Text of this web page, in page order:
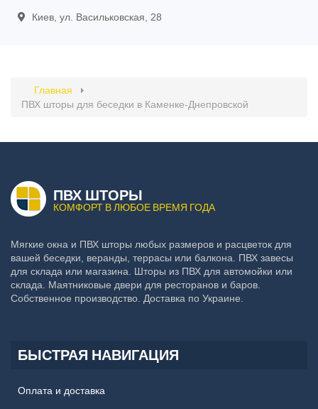
Киев, ул. Васильковская, 28
Главная
ПВХ шторы для беседки в Каменке-Днепровской
ПВХ ШТОРЫ
КОМФОРТ В ЛЮБОЕ ВРЕМЯ ГОДА
Мягкие окна и ПВХ шторы любых размеров и расцветок для
вашей беседки, веранды, террасы или балкона. ПВХ завесы
для склада или магазина. Шторы из ПВХ для автомойки или
склада. Маятниковые двери для ресторанов и баров.
Собственное производство. Доставка по Украине.
БЫСТРАЯ НАВИГАЦИЯ
Оплата и доставка